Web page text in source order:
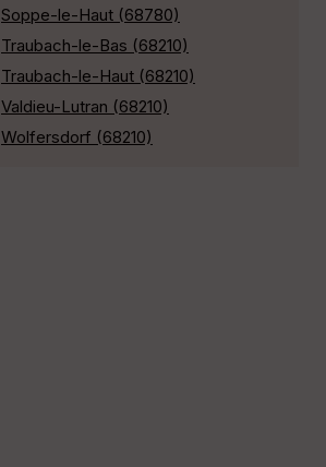
Soppe-le-Haut (68780)
Traubach-le-Bas (68210)
Traubach-le-Haut (68210)
Valdieu-Lutran (68210)
Wolfersdorf (68210)